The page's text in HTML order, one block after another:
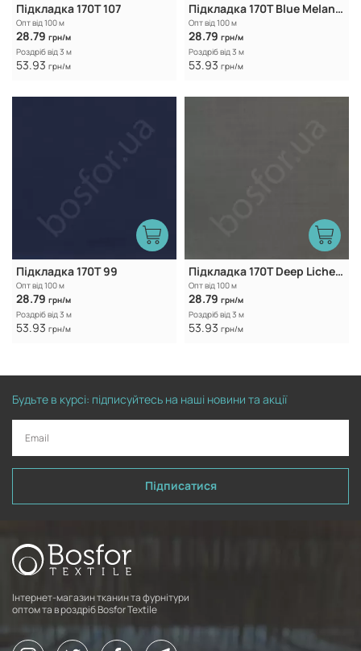
Підкладка 170Т 107
Опт від 100 м
28.79 грн/м
Роздріб від 3 м
53.93 грн/м
Підкладка 170T Blue Melancholy
Опт від 100 м
28.79 грн/м
Роздріб від 3 м
53.93 грн/м
Підкладка 170T 99
Опт від 100 м
28.79 грн/м
Роздріб від 3 м
53.93 грн/м
Підкладка 170T Deep Lichen Green
Опт від 100 м
28.79 грн/м
Роздріб від 3 м
53.93 грн/м
Будьте в курсі: підписуйтесь на наші новини та акції
Підписатися
Інтернет-магазин тканин та фурнітури
оптом та в роздріб Bosfor Textile